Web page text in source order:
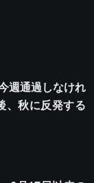
週通過しなけれ
、秋に反発する